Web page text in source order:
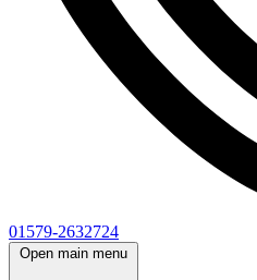
01579-2632724
Open main menu